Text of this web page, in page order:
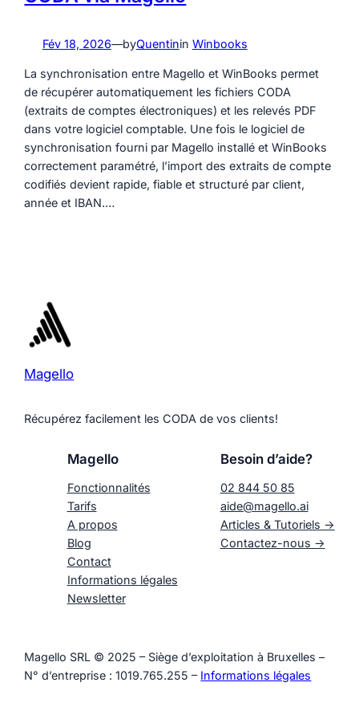
Fév 18, 2026—byQuentinin Winbooks
La synchronisation entre Magello et WinBooks permet
de récupérer automatiquement les fichiers CODA
(extraits de comptes électroniques) et les relevés PDF
dans votre logiciel comptable. Une fois le logiciel de
synchronisation fourni par Magello installé et WinBooks
correctement paramétré, l’import des extraits de compte
codifiés devient rapide, fiable et structuré par client,
année et IBAN.…
Magello
Récupérez facilement les CODA de vos clients!
Magello
Fonctionnalités
Tarifs
A propos
Blog
Contact
Informations légales
Newsletter
Besoin d’aide?
02 844 50 85
aide@magello.ai
Articles & Tutoriels ->
Contactez-nous ->
Magello SRL © 2025 – Siège d’exploitation à Bruxelles –
N° d’entreprise : 1019.765.255 – Informations légales